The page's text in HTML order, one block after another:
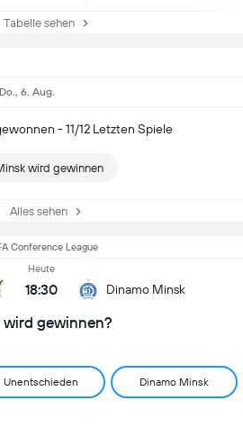
sehen
Do., 6. Aug.
- 11/12 Letzten Spiele
wird gewinnen
Alles sehen
Conference League
Heute
18:30 Dinamo Minsk
wird gewinnen?
Unentschieden Dinamo Minsk